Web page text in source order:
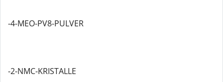
-4-MEO-PV8-PULVER
-2-NMC-KRISTALLE